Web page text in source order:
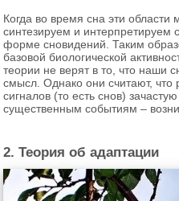
Когда во время сна эти области
синтезируем и
форме сновидений. Таким
базовой биологической
теории не верят в то, что наши
смысл. Однако они считают, что
сигналов (то есть снов)
существенным событиям –
2. Теория об адаптации